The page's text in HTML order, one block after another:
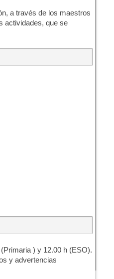
a través de los maestros
actividades, que se
) y 12.00 h (ESO).
y advertencias